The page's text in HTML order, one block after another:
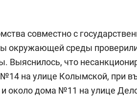
совместно с
окружающей среды
Выяснилось, что
на улице Колымской, при
около дома №11 на улице